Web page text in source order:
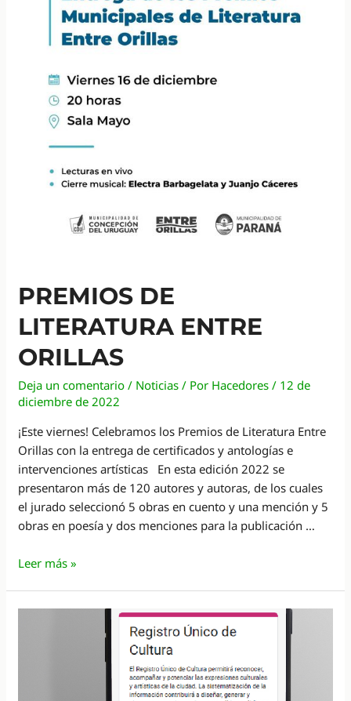
PREMIOS DE
LITERATURA ENTRE
ORILLAS
Deja un comentario / Noticias / Por Hacedores / 12 de
diciembre de 2022
¡Este viernes! Celebramos los Premios de Literatura Entre
Orillas con la entrega de certificados y antologías e
intervenciones artísticas En esta edición 2022 se
presentaron más de 120 autores y autoras, de los cuales
el jurado seleccionó 5 obras en cuento y una mención y 5
obras en poesía y dos menciones para la publicación …
Premios
Leer más »